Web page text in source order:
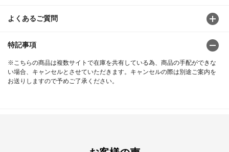
よくあるご質問
特記事項
※こちらの商品は複数サイトで在庫を共有している為、商品の手配ができな
い場合、キャンセルとさせていただきます。キャンセルの際は別途ご案内を
お送りしますので予めご了承ください。